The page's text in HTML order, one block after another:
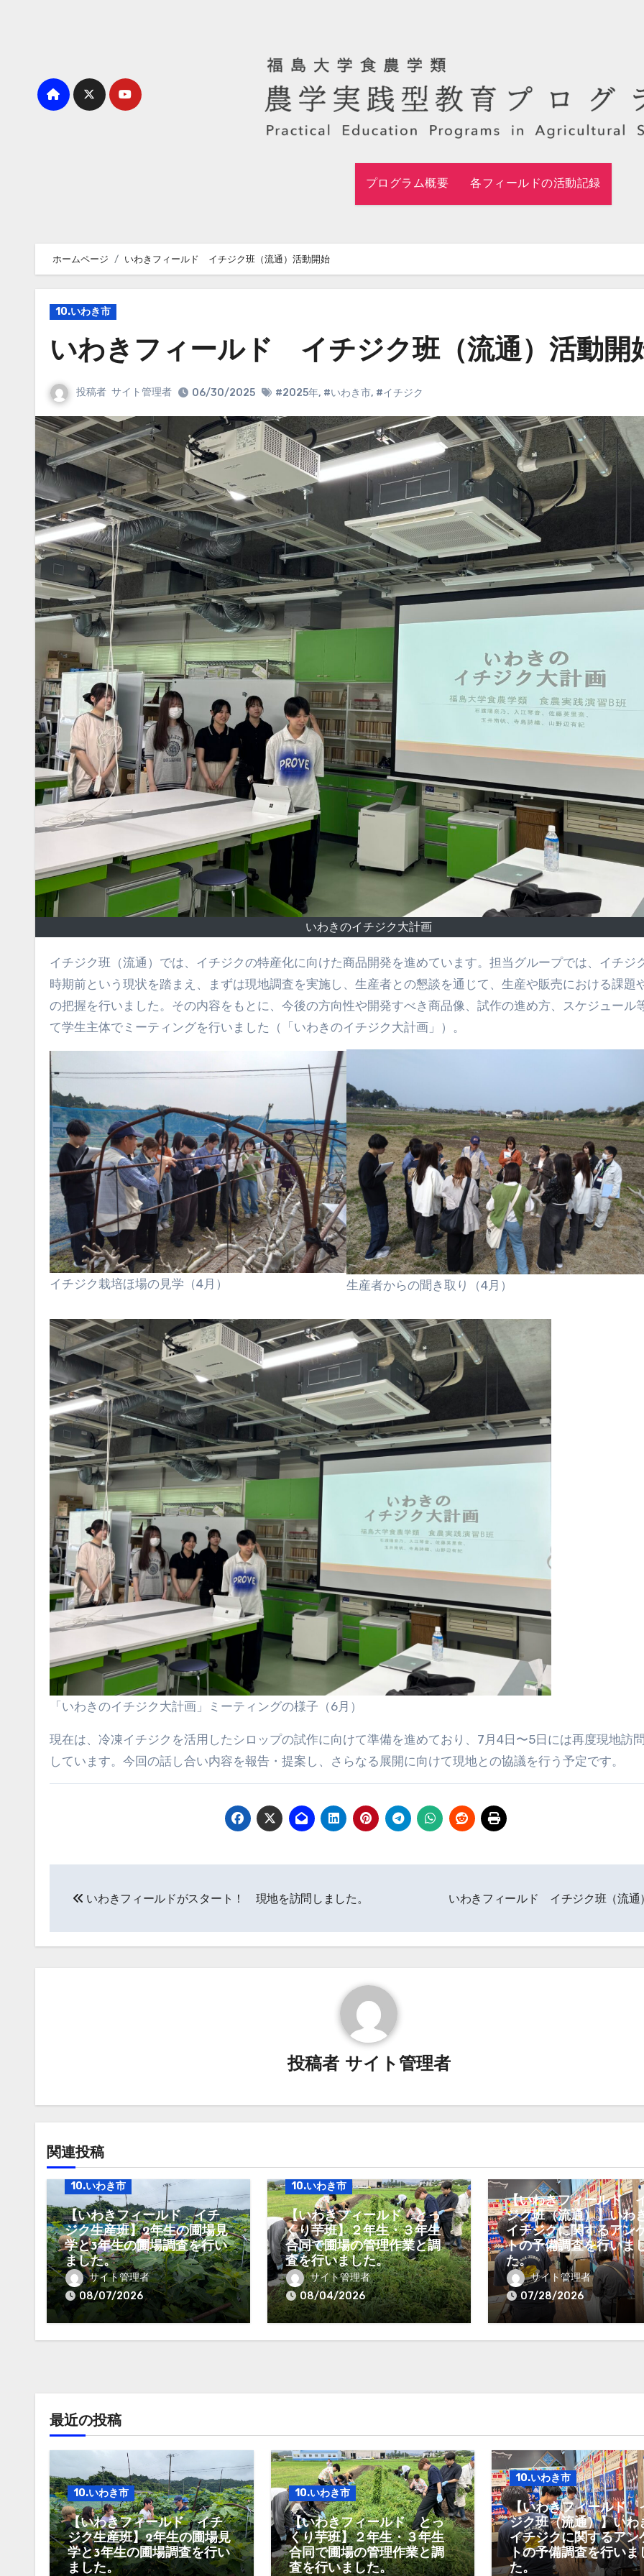
プログラム概要 各フィールドの活動記録
ホームページ いわきフィールド イチジク班（流通）活動開始
10.いわき市
いわきフィールド イチジク班（流通）活動開
投稿者 サイト管理者 06/30/2025 #2025年, #いわき市, #イチジク
いわきのイチジク大計画
イチジク班（流通）では、イチジクの特産化に向けた商品開発を進めています。担当グループでは、イチジクの収穫
時期前という現状を踏まえ、まずは現地調査を実施し、生産者との懇談を通じて、生産や販売における課題
の把握を行いました。その内容をもとに、今後の方向性や開発すべき商品像、試作の進め方、スケジュール
て学生主体でミーティングを行いました（「いわきのイチジク大計画」）。
イチジク栽培ほ場の見学（4月） 生産者からの聞き取り（4月）
「いわきのイチジク大計画」ミーティングの様子（6月）
現在は、冷凍イチジクを活用したシロップの試作に向けて準備を進めており、7月4日〜5日には再度現地訪
しています。今回の話し合い内容を報告・提案し、さらなる展開に向けて現地との協議を行う予定です。
ナ
いわきフィールドがスタート！ 現地を訪問しました。 いわきフィールド イチジク班（流通
投稿者 サイト管理者
関連投稿
10.いわき市
【いわきフィールド イチ
ジク生産班】2年生の圃場見
学と3年生の圃場調査を行い
ました。
サイト管理者
08/07/2026
10.いわき市
【いわきフィールド とっ
くり芋班】２年生・３年生
合同で圃場の管理作業と調
査を行いました。
サイト管理者
08/04/2026
10.いわき市
【いわきフィールド
ジク班（流通）】いわ
イチジクに関するアン
トの予備調査を行いま
た。
サイト管理者
07/28/2026
最近の投稿
10.いわき市
【いわきフィールド イチ
ジク生産班】2年生の圃場見
学と3年生の圃場調査を行い
ました。
10.いわき市
【いわきフィールド とっ
くり芋班】２年生・３年生
合同で圃場の管理作業と調
査を行いました。
10.いわき市
【いわきフィールド
ジク班（流通）】いわ
イチジクに関するアン
トの予備調査を行いま
た。